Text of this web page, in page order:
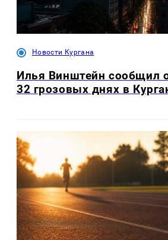
Новости Кургана
Илья Винштейн сообщил
32 грозовых днях в